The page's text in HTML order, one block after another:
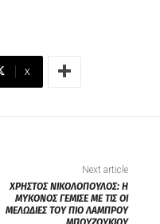
X
Next article
ΧΡΗΣΤΟΣ ΝΙΚΟΛΟΠΟΥΛΟΣ: Η
ΜΥΚΟΝΟΣ ΓΕΜΙΣΕ ΜΕ ΤΙΣ ΟΙ
ΜΕΛΩΔΙΕΣ ΤΟΥ ΠΙΟ ΛΑΜΠΡΟΥ